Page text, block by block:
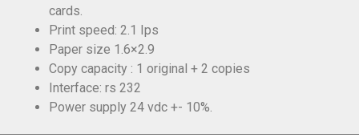
cards.
Print speed: 2.1 Ips
Paper size 1.6×2.9
Copy capacity : 1 original + 2 copies
Interface: rs 232
Power supply 24 vdc +- 10%.